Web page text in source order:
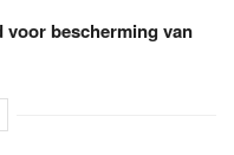
voor bescherming van